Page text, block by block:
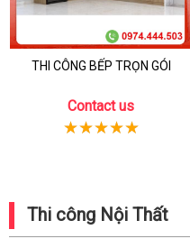
THI CÔNG BẾP TRỌN GÓI
Contact us
Thi công Nội Thất